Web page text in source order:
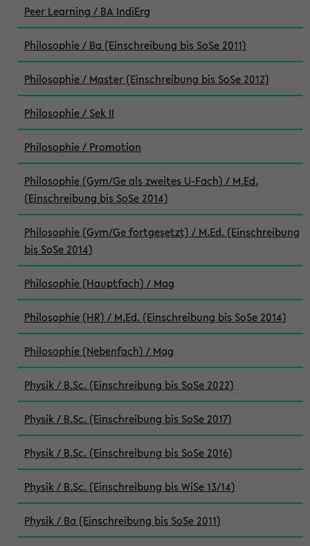
Peer Learning / BA IndiErg
Philosophie / Ba (Einschreibung bis SoSe 2011)
Philosophie / Master (Einschreibung bis SoSe 2012)
Philosophie / Sek II
Philosophie / Promotion
Philosophie (Gym/Ge als zweites U-Fach) / M.Ed.
(Einschreibung bis SoSe 2014)
Philosophie (Gym/Ge fortgesetzt) / M.Ed. (Einschreibung
bis SoSe 2014)
Philosophie (Hauptfach) / Mag
Philosophie (HR) / M.Ed. (Einschreibung bis SoSe 2014)
Philosophie (Nebenfach) / Mag
Physik / B.Sc. (Einschreibung bis SoSe 2022)
Physik / B.Sc. (Einschreibung bis SoSe 2017)
Physik / B.Sc. (Einschreibung bis SoSe 2016)
Physik / B.Sc. (Einschreibung bis WiSe 13/14)
Physik / Ba (Einschreibung bis SoSe 2011)